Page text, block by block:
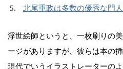
北尾重政は多数の優秀な門
浮世絵師というと、一枚刷りの
ージがありますが、彼らは本の
現代でいうイラストレーターの